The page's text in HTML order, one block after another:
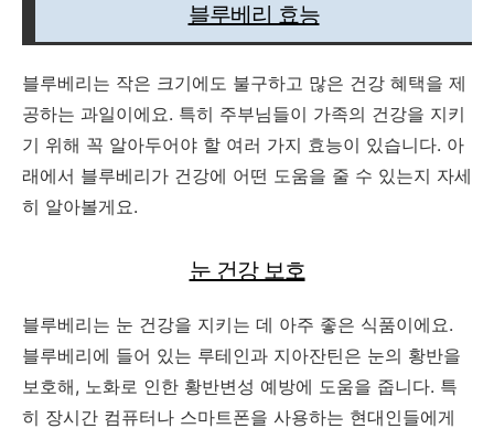
블루베리 효능
블루베리는 작은 크기에도 불구하고 많은 건강 혜택을 제
공하는 과일이에요. 특히 주부님들이 가족의 건강을 지키
기 위해 꼭 알아두어야 할 여러 가지 효능이 있습니다. 아
래에서 블루베리가 건강에 어떤 도움을 줄 수 있는지 자세
히 알아볼게요.
눈 건강 보호
블루베리는 눈 건강을 지키는 데 아주 좋은 식품이에요.
블루베리에 들어 있는 루테인과 지아잔틴은 눈의 황반을
보호해, 노화로 인한 황반변성 예방에 도움을 줍니다. 특
히 장시간 컴퓨터나 스마트폰을 사용하는 현대인들에게